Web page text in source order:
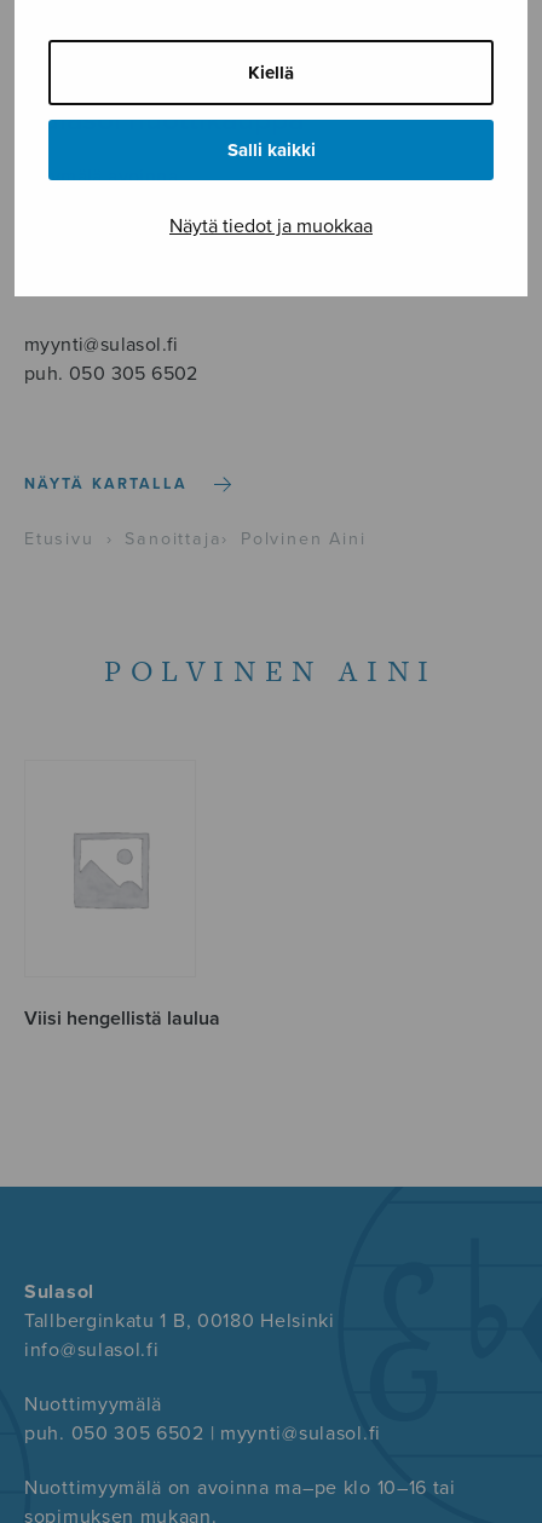
Kiellä
Salli kaikki
Näytä tiedot ja muokkaa
YLEINEN
Sulasol nuottikauppa
Myymälä avoinna
myynti@sulasol.fi
puh. 050 305 6502
NÄYTÄ KARTALLA
Etusivu › Sanoittaja › Polvinen Aini
POLVINEN AINI
Viisi hengellistä laulua
Sulasol
Tallberginkatu 1 B, 00180 Helsinki
info@sulasol.fi
Nuottimyymälä
puh. 050 305 6502 | myynti@sulasol.fi
Nuottimyymälä on avoinna ma–pe klo 10–16 tai
sopimuksen mukaan.